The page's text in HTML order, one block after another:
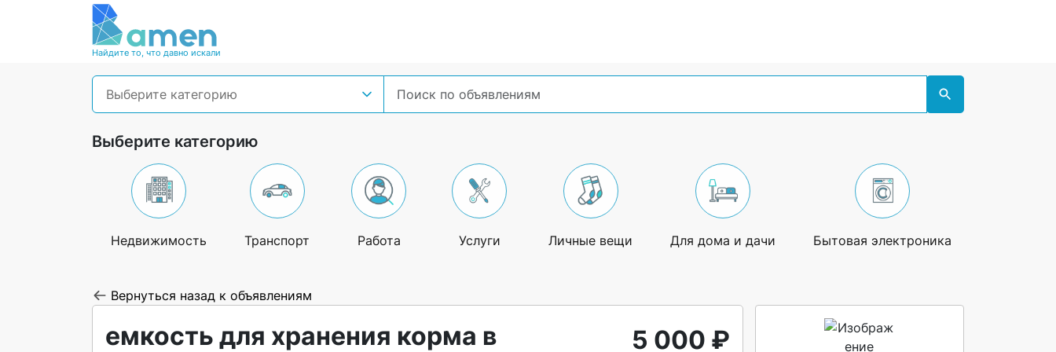
Найдите то, что давно искали
Выберите категорию
Выберите категорию
Недвижимость Транспорт Работа Услуги Личные вещи Для дома и дачи Бытовая электроника
Вернуться назад к объявлениям
емкость для хранения корма в
5 000 ₽